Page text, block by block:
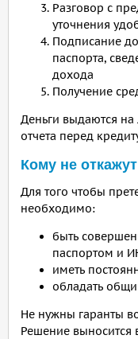
Разговор с
уточнения
Подписание
паспорта,
дохода
Получение
Деньги выдаются
отчета перед
Кому не
Для того чтобы
необходимо:
быть
паспортом и
иметь
обладать
Не нужны гаранты
Решение выносится